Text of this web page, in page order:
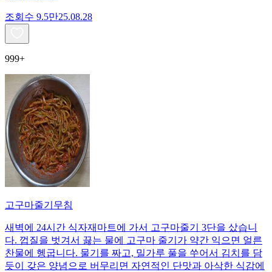
조회수 9.5만25.08.28
999+
고구마줄기무침
새벽에 24시간 식자재마트에 가서 고구마줄기 3단을 샀습니
다. 껍질을 벗겨서 끓는 물에 고구마 줄기가 약간 익으면 얼른
찬물에 헹굽니다. 물기를 짜고, 밀가루 풀을 쑤어서 김치를 담
듯이 갖은 양념으로 버무리면 자연적인 단맛과 아삭한 식감에